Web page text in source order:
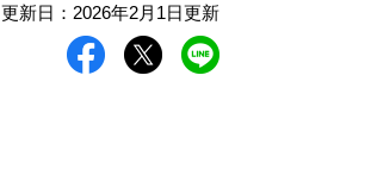
更新日：2026年2月1日更新